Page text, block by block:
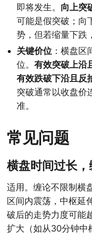
即将发生。 向上突
可能是假突破；向
势，但若缩量下跌
关键价位 ：横盘
位。 有效突破上沿
有效跌破下沿且反
突破通常以收盘价
准。
常见问题
横盘时间过长
适用。缠论不限制横
区间内震荡，中枢延
破后的走势力度可能
扩大（如从30分钟中